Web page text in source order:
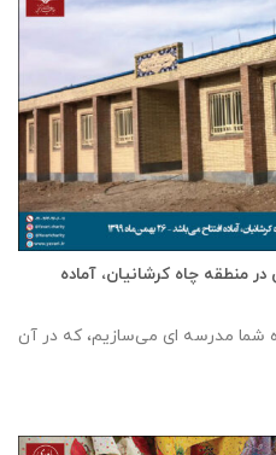
فرهنگی در منطقه چاه کرشانیان، آماده
شما مدرسه ای می‌سازیم، که در آن